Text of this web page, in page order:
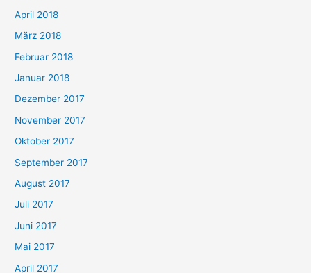
April 2018
März 2018
Februar 2018
Januar 2018
Dezember 2017
November 2017
Oktober 2017
September 2017
August 2017
Juli 2017
Juni 2017
Mai 2017
April 2017